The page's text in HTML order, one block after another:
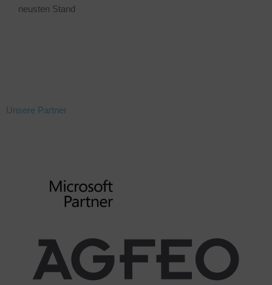
neusten Stand
Unsere Partner